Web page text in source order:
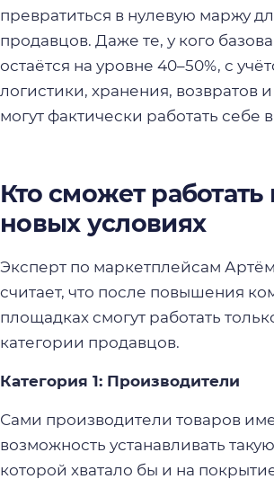
превратиться в нулевую маржу
продавцов. Даже те, у кого
остаётся на уровне 40–50%, с
логистики, хранения, возвратов
могут фактически работать себе
Кто сможет работать
новых условиях
Эксперт по маркетплейсам
считает, что после повышения
площадках смогут работать
категории продавцов.
Категория 1: Производители
Сами производители товаров
возможность устанавливать
которой хватало бы и на